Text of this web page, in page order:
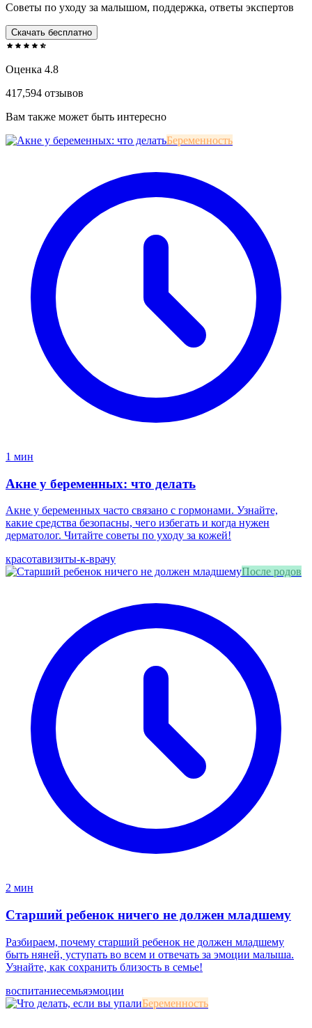
Советы по уходу за малышом, поддержка, ответы экспертов
Скачать бесплатно
Оценка 4.8
417,594 отзывов
Вам также может быть интересно
Беременность
1 мин
Акне у беременных: что делать
Акне у беременных часто связано с гормонами. Узнайте,
какие средства безопасны, чего избегать и когда нужен
дерматолог. Читайте советы по уходу за кожей!
красотавизиты-к-врачу
После родов
2 мин
Старший ребенок ничего не должен младшему
Разбираем, почему старший ребенок не должен младшему
быть няней, уступать во всем и отвечать за эмоции малыша.
Узнайте, как сохранить близость в семье!
воспитаниесемьяэмоции
Беременность